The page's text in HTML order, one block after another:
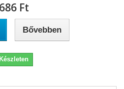
686 Ft‎
Bővebben
Készleten